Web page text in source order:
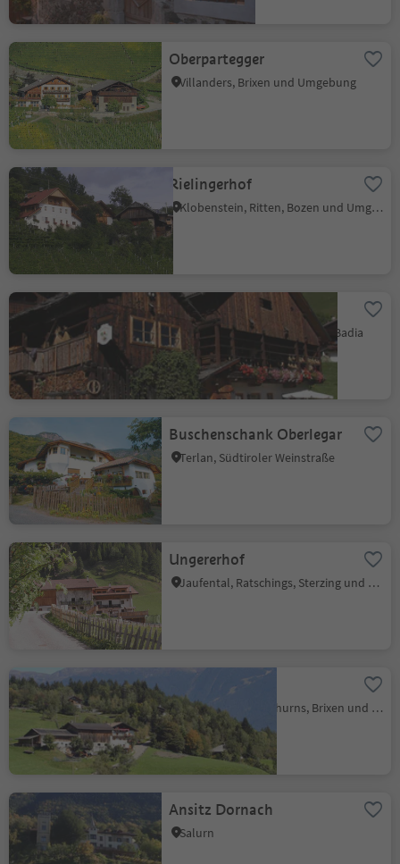
Oberpartegger
Villanders, Brixen und Umgebung
Rielingerhof
Klobenstein, Ritten, Bozen und Umgebung
Lüch de Survisc
La Val, Dolomitenregion Alta Badia
Buschenschank Oberlegar
Terlan, Südtiroler Weinstraße
Ungererhof
Jaufental, Ratschings, Sterzing und Umgebung
Obermoserhof
Schnauders, Feldthurns, Brixen und Umgebung
Ansitz Dornach
Salurn